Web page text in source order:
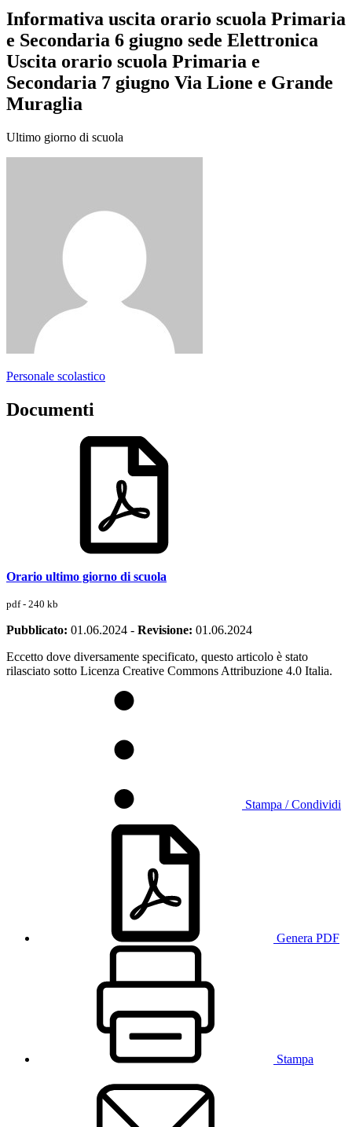
Informativa uscita orario scuola Primaria
e Secondaria 6 giugno sede Elettronica
Uscita orario scuola Primaria e
Secondaria 7 giugno Via Lione e Grande
Muraglia
Ultimo giorno di scuola
Personale scolastico
Documenti
Orario ultimo giorno di scuola
pdf - 240 kb
Pubblicato: 01.06.2024 - Revisione: 01.06.2024
Eccetto dove diversamente specificato, questo articolo è stato
rilasciato sotto Licenza Creative Commons Attribuzione 4.0 Italia.
Stampa / Condividi
Genera PDF
Stampa